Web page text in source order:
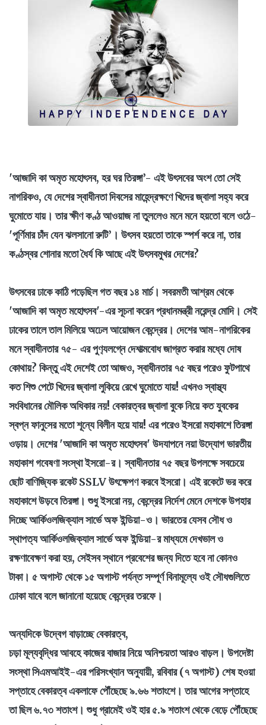
'আজাদি কা অমৃত মহোৎসব, হর ঘর তিরঙ্গা’- এই উৎসবের অংশ তো সেই
নাগরিকও, যে দেশের স্বাধীনতা দিবসের মাহেন্দ্রক্ষণে খিদের জ্বালা সহ্য করে
ঘুমোতে যায়। তার ক্ষীণ কণ্ঠ আওয়াজ না তুললেও মনে মনে হয়তো বলে ওঠে-
'পূর্ণিমার চাঁদ যেন ঝলসানো রুটি’। উৎসব হয়তো তাকে স্পর্শ করে না, তার
কণ্ঠস্বর শোনার মতো ধৈর্য কি আছে এই উৎসবমুখর দেশের?
উৎসবের ঢাকে কাঠি পড়েছিল গত বছর ১৪ মার্চ। সবরমতী আশ্রম থেকে
'আজাদি কা অমৃত মহোৎসব'-এর সূচনা করেন প্রধানমন্ত্রী নরেন্দ্র মোদি। সেই
ঢাকের তালে তাল মিলিয়ে অঢেল আয়োজন কেন্দ্রের। দেশের আম-নাগরিকের
মনে স্বাধীনতার ৭৫- এর পুণ‍্যলগ্নে দেশাত্মবোধ জাগ্রত করার মধ্যে দোষ
কোথায়? কিন্তু এই দেশেই তো আজও, স্বাধীনতার ৭৫ বছর পরেও ফুটপাথে
কত শিশু পেটে খিদের জ্বালা লুকিয়ে রেখে ঘুমোতে যায়! এখনও স্বাস্থ্য
সংবিধানের মৌলিক অধিকার নয়! বেকারত্বর জ্বালা বুকে নিয়ে কত যুবকের
স্বপ্ন ফানুসের মতো শূন্যে বিলীন হয়ে যায়! এর পরেও ইসরো মহাকাশে তিরঙ্গা
ওড়ায়। দেশের 'আজাদি কা অমৃত মহোৎসব' উদযাপনে নয়া উদ্যোগ ভারতীয়
মহাকাশ গবেষণা সংস্থা ইসরো-র। স্বাধীনতার ৭৫ বছর উপলক্ষে সবচেয়ে
ছোট বাণিজ্যিক রকেট SSLV উৎক্ষেপণ করবে ইসরো। এই রকেটে ভর করে
মহাকাশে উড়বে তিরঙ্গা। শুধু ইসরো নয়, কেন্দ্রের নির্দেশ মেনে দেশকে উপহার
দিচ্ছে আর্কিওলজিক্যাল সার্ভে অফ ইন্ডিয়া-ও। ভারতের যেসব সৌধ ও
স্থাপত্য আর্কিওলজিক্যাল সার্ভে অফ ইন্ডিয়া-র মাধ্যমে দেখভাল ও
রক্ষণাবেক্ষণ করা হয়, সেইসব স্থানে প্রবেশের জন্য দিতে হবে না কোনও
টাকা। ৫ অগাস্ট থেকে ১৫ অগাস্ট পর্যন্ত সম্পূর্ণ বিনামূল্যে ওই সৌধগুলিতে
ঢোকা যাবে বলে জানানো হয়েছে কেন্দ্রের তরফে।
অন্যদিকে উদ্বেগ বাড়াচ্ছে বেকারত্ব,
চড়া মূল্যবৃদ্ধির আবহে কাজের বাজার নিয়ে অনিশ্চয়তা আরও বাড়ল। উপদেষ্টা
সংস্থা সিএমআইই-এর পরিসংখ্যান অনুযায়ী, রবিবার (৭ অগাস্ট) শেষ হওয়া
সপ্তাহে বেকারত্ব একলাফে পৌঁছেছে ৯.৬৬ শতাংশে। তার আগের সপ্তাহে
তা ছিল ৬.৭৩ শতাংশ। শুধু গ্রামেই ওই হার ৫.৯ শতাংশ থেকে বেড়ে পৌঁছেছে